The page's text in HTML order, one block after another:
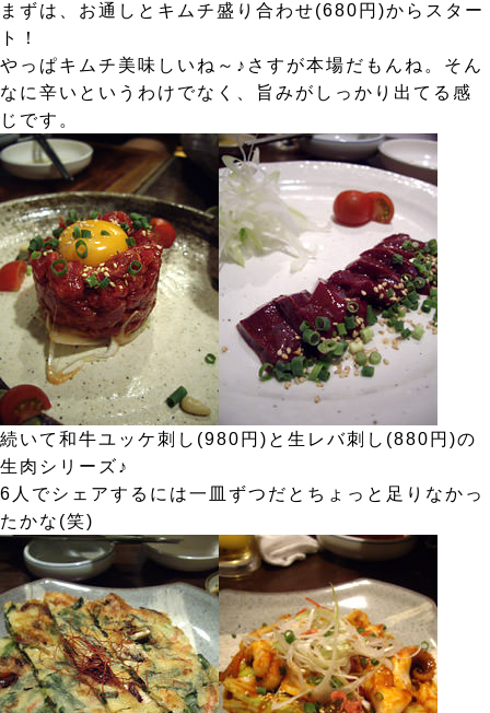
まずは、お通しとキムチ盛り合わせ(680円)からスター
ト！
やっぱキムチ美味しいね～♪さすが本場だもんね。そん
なに辛いというわけでなく、旨みがしっかり出てる感
じです。
続いて和牛ユッケ刺し(980円)と生レバ刺し(880円)の
生肉シリーズ♪
6人でシェアするには一皿ずつだとちょっと足りなかっ
たかな(笑)